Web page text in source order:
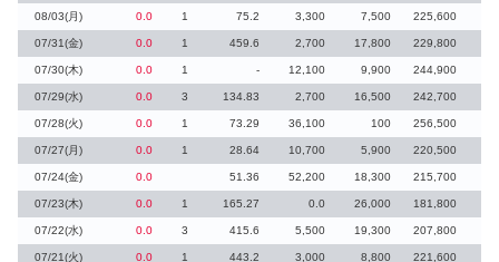
08/03(月) 0.0 1 75.2 3,300 7,500 225,600
07/31(金) 0.0 1 459.6 2,700 17,800 229,800
07/30(木) 0.0 1 - 12,100 9,900 244,900
07/29(水) 0.0 3 134.83 2,700 16,500 242,700
07/28(火) 0.0 1 73.29 36,100 100 256,500
07/27(月) 0.0 1 28.64 10,700 5,900 220,500
07/24(金) 0.0 51.36 52,200 18,300 215,700
07/23(木) 0.0 1 165.27 0.0 26,000 181,800
07/22(水) 0.0 3 415.6 5,500 19,300 207,800
07/21(火) 0.0 1 443.2 3,000 8,800 221,600